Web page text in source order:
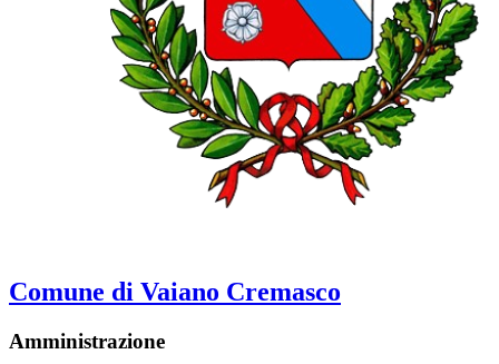
Comune di Vaiano Cremasco
Amministrazione